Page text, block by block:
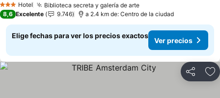
3 Estrellas
Hotel Biblioteca secreta y galería de arte
8,6 Excelente 9.746 a 2.4 km de: Centro de la ciudad
Elige fechas para ver los precios exactos
Ver precios
Compartir